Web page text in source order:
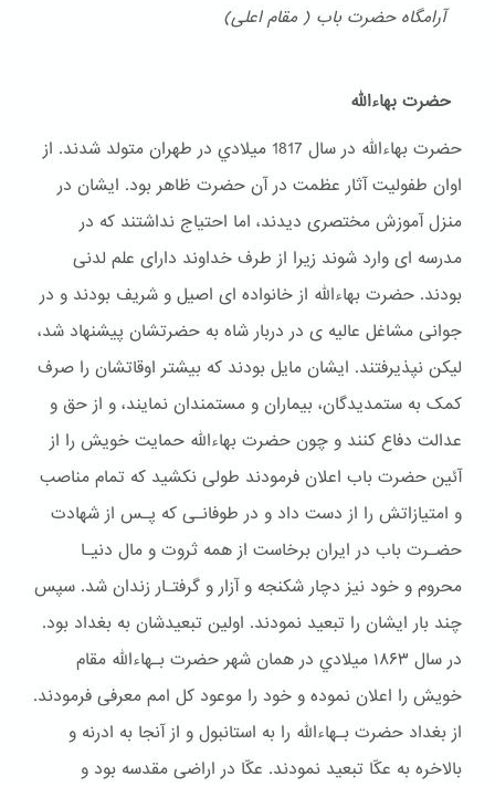
آرامگاه حضرت باب ( مقام اعلی)
حضرت بهاءالله
حضرت بهاءالله در سال 1817 ميلادي در طهران متولد شدند. از
اوان طفولیت آثار عظمت در آن حضرت ظاهر بود. ایشان در
منزل آموزش مختصری دیدند، اما احتیاج نداشتند که در
مدرسه ای وارد شوند زیرا از طرف خداوند دارای علم لدنی
بودند. حضرت بهاءالله از خانواده ای اصیل و شریف بودند و در
جوانی مشاغل عالیه ی در دربار شاه به حضرتشان پیشنهاد شد،
لیکن نپذیرفتند. ایشان مایل بودند که بیشتر اوقاتشان را صرف
کمک به ستمدیدگان، بیماران و مستمندان نمایند، و از حق و
عدالت دفاع کنند و چون حضرت بهاءالله حمایت خویش را از
آئین حضرت باب اعلان فرمودند طولی نکشید که تمام مناصب
و امتیازاتش را از دست داد و در طوفانـی که پـس از شهادت
حضـرت باب در ایران برخاست از همه ثروت و مال دنیـا
محروم و خود نیز دچار شكنجه و آزار و گرفتـار زندان شد. سپس
چند بار ایشان را تبعید نمودند. اولین تبعیدشان به بغداد بود.
در سال ۱۸۶۳ ميلادي در همان شهر حضرت بـهاءالله مقام
خويش را اعلان نموده و خود را موعود کل امم معرفی فرمودند.
از بغداد حضرت بـهاءالله را به استانبول و از آنجا به ادرنه و
بالاخره به عکّا تبعید نمودند. عکّا در اراضی مقدسه بود و